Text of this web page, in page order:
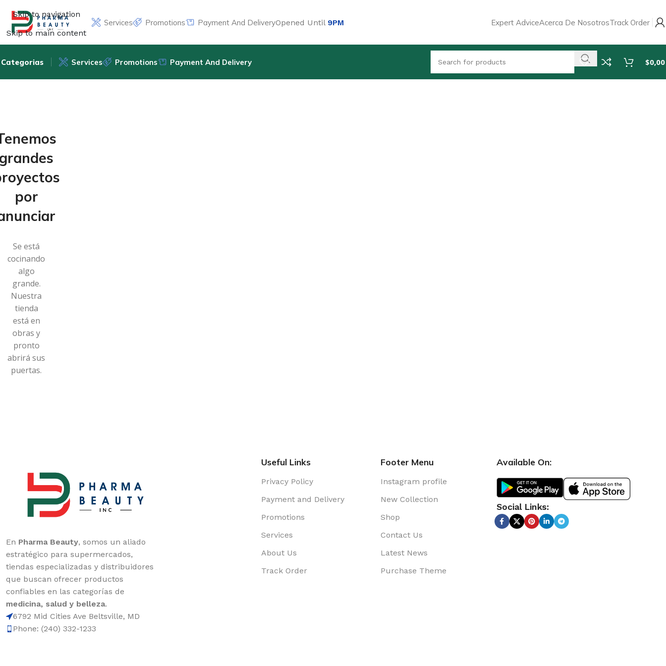
Skip to navigation
Skip to main content
Services Promotions Payment And DeliveryOpened Until 9PM Expert AdviceAcerca De NosotrosTrack Order
Categorias Services Promotions Payment And Delivery $0,00
por
Se está
cocinando
algo
grande.
Nuestra
tienda
está en
obras y
pronto
abrirá sus
puertas.
En Pharma Beauty, somos un aliado
estratégico para supermercados,
tiendas especializadas y distribuidores
que buscan ofrecer productos
confiables en las categorías de
medicina, salud y belleza.
6792 Mid Cities Ave Beltsville, MD
Phone: (240) 332-1233
Useful Links
Privacy Policy
Payment and Delivery
Promotions
Services
About Us
Track Order
Footer Menu
Instagram profile
New Collection
Shop
Contact Us
Latest News
Purchase Theme
Available On:
Social Links: